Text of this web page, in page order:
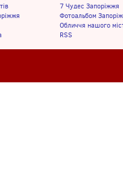
7 Чудес Запоріжжя
Фотоальбом
Обличчя нашого
RSS